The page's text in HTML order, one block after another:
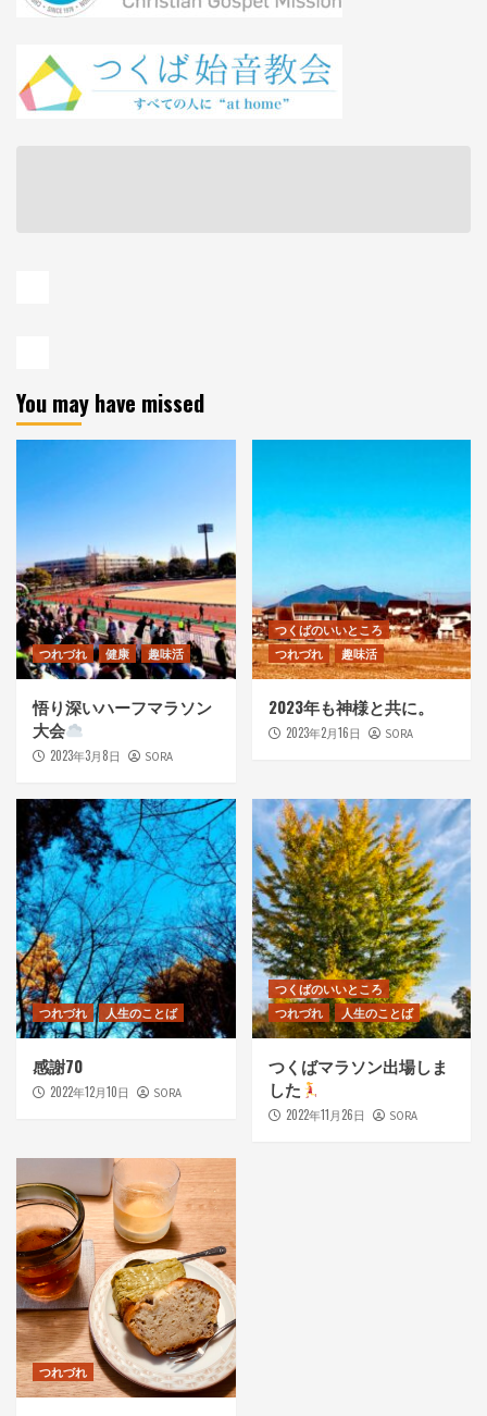
You may have missed
つれづれ 健康 趣味活
悟り深いハーフマラソン
大会
2023年3月8日 SORA
つくばのいいところ
つれづれ
趣味活
2023年も神様と共に。
2023年2月16日 SORA
つれづれ 人生のことば
感謝70
2022年12月10日 SORA
つくばのいいところ
つれづれ
人生のことば
つくばマラソン出場しま
した
2022年11月26日 SORA
つれづれ